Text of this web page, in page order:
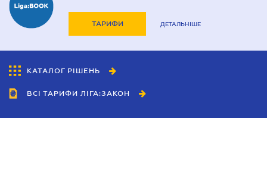
ТАРИФИ ДЕТАЛЬНІШЕ
КАТАЛОГ РІШЕНЬ
ВСІ ТАРИФИ ЛІГА:ЗАКОН